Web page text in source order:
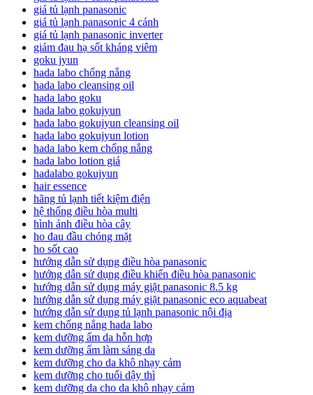
giá tủ lạnh panasonic
giá tủ lạnh panasonic 4 cánh
giá tủ lạnh panasonic inverter
giảm đau hạ sốt kháng viêm
goku jyun
hada labo chống nắng
hada labo cleansing oil
hada labo goku
hada labo gokujyun
hada labo gokujyun cleansing oil
hada labo gokujyun lotion
hada labo kem chống nắng
hada labo lotion giá
hadalabo gokujyun
hair essence
hãng tủ lạnh tiết kiệm điện
hệ thống điều hòa multi
hình ảnh điều hòa cây
ho đau đầu chóng mặt
ho sốt cao
hướng dẫn sử dụng điều hòa panasonic
hướng dẫn sử dụng điều khiển điều hòa panasonic
hướng dẫn sử dụng máy giặt panasonic 8.5 kg
hướng dẫn sử dụng máy giặt panasonic eco aquabeat
hướng dẫn sử dụng tủ lạnh panasonic nội địa
kem chống nắng hada labo
kem dưỡng ẩm da hỗn hợp
kem dưỡng ẩm làm sáng da
kem dưỡng cho da khô nhạy cảm
kem dưỡng cho tuổi dậy thì
kem dưỡng da cho da khô nhạy cảm